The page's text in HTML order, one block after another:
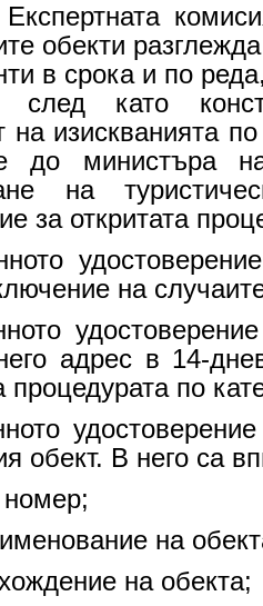
обекти
в срока и по
като
на изискванията
до министъра
на
за откритата
на
адрес в 14-
процедурата по
обект. В него са
на
на обекта;